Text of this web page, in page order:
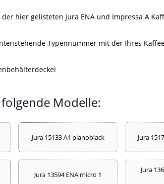
hier gelisteten Jura ENA und Impressa A
Typennummer mit der Ihres
Modelle:
Jura 15133 A1 pianoblack Jura
Jura 13594 ENA micro 1
Jura